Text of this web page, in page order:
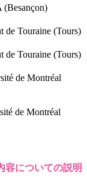
Touraine (Tours)
Touraine (Tours)
de Montréal
de Montréal
容についての説明